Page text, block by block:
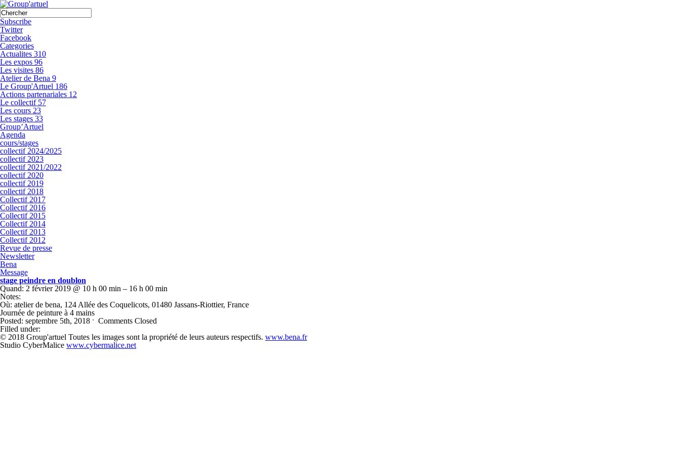
Subscribe
Twitter
Facebook
Categories
Actualites 310
Les expos 96
Les visites 86
Atelier de Bena 9
Le Group'Artuel 186
Actions partenariales 12
Le collectif 57
Les cours 23
Les stages 33
Group’Artuel
Agenda
cours/stages
collectif 2024/2025
collectif 2023
collectif 2021/2022
collectif 2020
collectif 2019
collectif 2018
Collectif 2017
Collectif 2016
Collectif 2015
Collectif 2014
Collectif 2013
Collectif 2012
Revue de presse
Newsletter
Bena
Message
stage peindre en doublon
Quand: 2 février 2019 @ 10 h 00 min – 16 h 00 min
Notes:
Où: atelier de bena, 124 Allée des Coquelicots, 01480 Jassans-Riottier, France
Journée de peinture à 4 mains
Posted: septembre 5th, 2018 ˑ Comments Closed
Filled under:
© 2018 Group'artuel Toutes les images sont la propriété de leurs auteurs respectifs. www.bena.fr
Studio CyberMalice www.cybermalice.net